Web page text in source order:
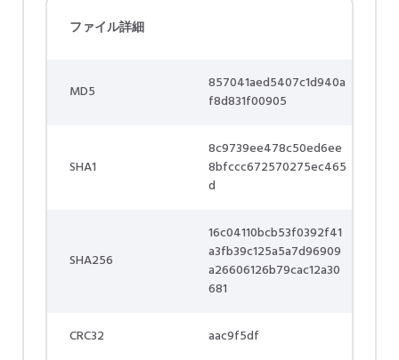
ファイル詳細
MD5
857041aed5407c1d940a
f8d831f00905
SHA1
8c9739ee478c50ed6ee
8bfccc672570275ec465
d
SHA256
16c04110bcb53f0392f41
a3fb39c125a5a7d96909
a26606126b79cac12a30
681
CRC32 aac9f5df